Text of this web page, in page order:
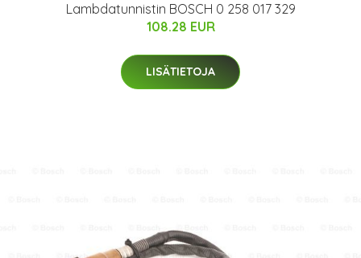
Lambdatunnistin BOSCH 0 258 017 329
108.28 EUR
LISÄTIETOJA